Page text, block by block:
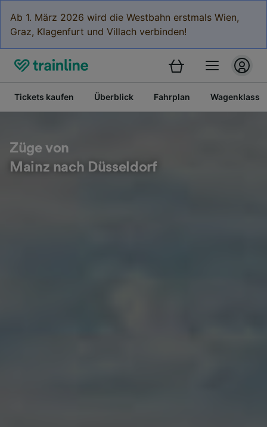
Ab 1. März 2026 wird die Westbahn erstmals Wien,
Graz, Klagenfurt und Villach verbinden!
Tickets kaufen Überblick Fahrplan
Züge von
Mainz nach Düsseldorf